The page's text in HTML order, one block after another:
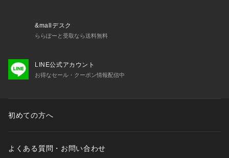
&mallデスク
ららぽーと受取なら送料無料
LINE公式アカウント
お得なセール・クーポン情報配信中
初めての方へ
よくある質問・お問い合わせ